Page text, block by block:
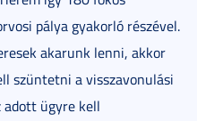
pálya gyakorló részével.
akarunk lenni, akkor
szüntetni a visszavonulási
adott ügyre kell